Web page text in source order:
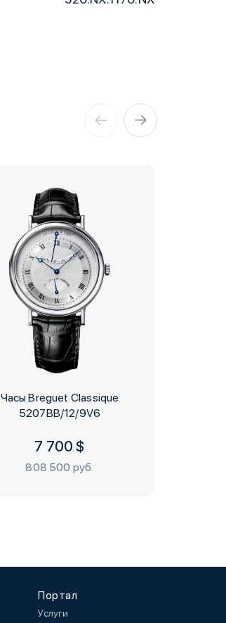
Часы Breguet Classique
5207BB/12/9V6
7 700 $
808 500 руб.
Портал
Услуги